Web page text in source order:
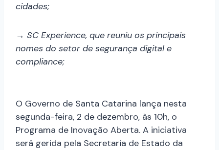
cidades;
→ SC Experience, que reuniu os principais
nomes do setor de segurança digital e
compliance;
O Governo de Santa Catarina lança nesta
segunda-feira, 2 de dezembro, às 10h, o
Programa de Inovação Aberta. A iniciativa
será gerida pela Secretaria de Estado da